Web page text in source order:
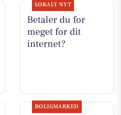
LOKALT NYT
Betaler du for
meget for dit
internet?
BOLIGMARKED